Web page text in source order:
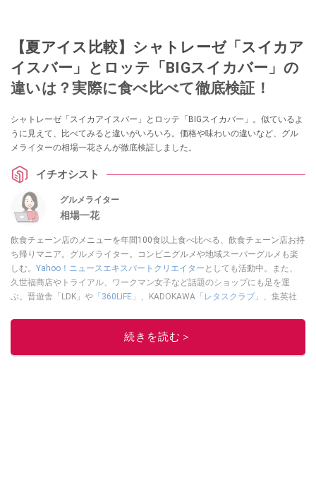
【夏アイス比較】シャトレーゼ「スイカア
イスバー」とロッテ「BIGスイカバー」の
違いは？実際に食べ比べて徹底検証！
シャトレーゼ「スイカアイスバー」とロッテ「BIGスイカバー」。似ているよ
うに見えて、比べてみると違いがいろいろ。価格や味わいの違いなど、グル
メライターの相場一花さんが徹底検証しました。
イチオシスト
グルメライター
相場一花
飲食チェーン店のメニューを年間100食以上食べ比べる、飲食チェーン店お持
ち帰りマニア。グルメライター。コンビニグルメや地域スーパーグルメも楽
しむ。 Yahoo！ニュースエキスパートクリエイター としても活動中。また、
久世福商店やトライアル、ワークマン女子など話題のショップにも足を運
ぶ。晋遊舎「LDK」や 「360LiFE」 、KADOKAWA 「レタスクラブ」 、集英社
ルメライター、食の専門家として出演実績あり。
続きを読む＞